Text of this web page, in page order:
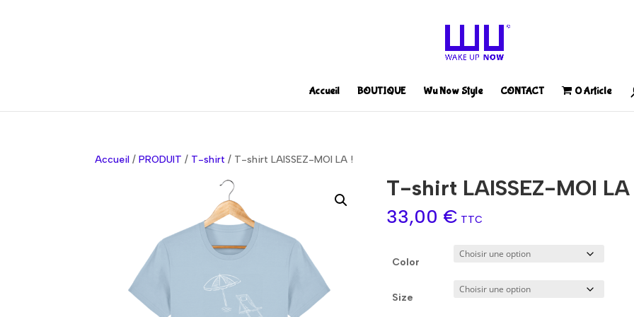
Accueil BOUTIQUE Wu Now Style CONTACT 0 Article
Accueil /PRODUIT / T-shirt / T-shirt LAISSEZ-MOI LA !
T-shirt LAISSEZ-MOI
33,00 € TTC
Color
Size